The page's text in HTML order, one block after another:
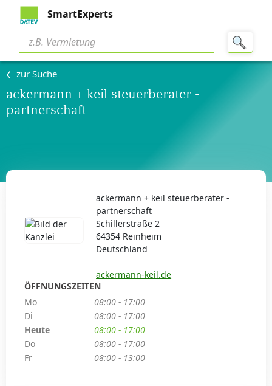
SmartExperts
zur Suche
ackermann + keil steuerberater -
partnerschaft
ackermann + keil steuerberater -
partnerschaft
Schillerstraße 2
64354 Reinheim
Deutschland
ackermann-keil.de
ÖFFNUNGSZEITEN
Mo
08:00 - 17:00
Di
08:00 - 17:00
Heute
08:00 - 17:00
Do
08:00 - 17:00
Fr
08:00 - 13:00